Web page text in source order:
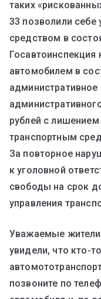
таких
33 позволили себе
средством в
Госавтоинспекция
автомобилем в
административное
рублей с лишением
транспортным
За повторное
к уголовной
свободы на срок
управления
Уважаемые жители
увидели, что кто-
позвоните по